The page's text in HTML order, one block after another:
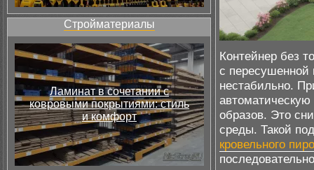
Стройматериалы
Ламинат в сочетании с
ковровыми покрытиями: стиль
и комфорт
Контейнер без
с пересушенной
нестабильно.
автоматическую
образов. Это
среды. Такой
кровельного